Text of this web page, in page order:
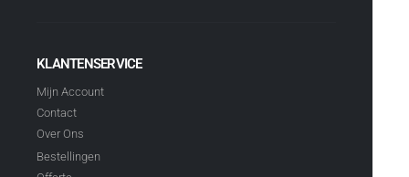
KLANTENSERVICE
Mijn Account
Contact
Over Ons
Bestellingen